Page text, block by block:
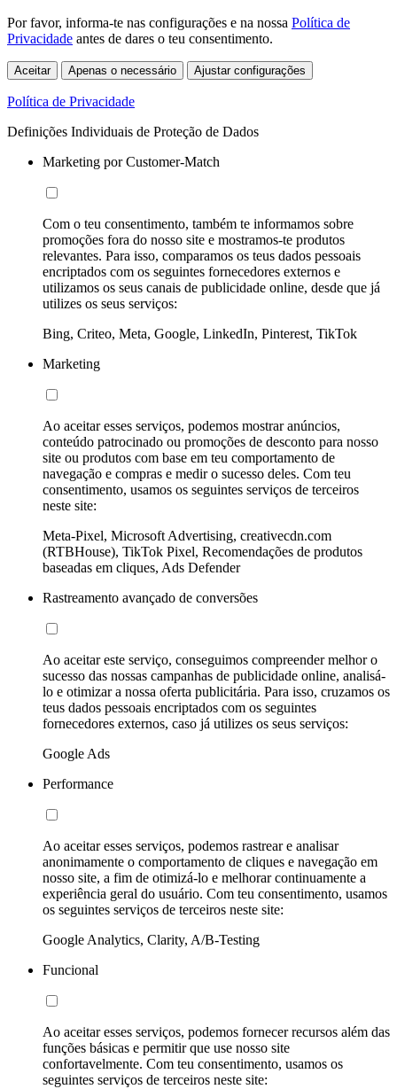
Por favor, informa-te nas configurações e na nossa Política de
Privacidade antes de dares o teu consentimento.
Aceitar Apenas o necessário Ajustar configurações
Política de Privacidade
Definições Individuais de Proteção de Dados
Marketing por Customer-Match
Com o teu consentimento, também te informamos sobre
promoções fora do nosso site e mostramos-te produtos
relevantes. Para isso, comparamos os teus dados pessoais
encriptados com os seguintes fornecedores externos e
utilizamos os seus canais de publicidade online, desde que já
utilizes os seus serviços:
Bing, Criteo, Meta, Google, LinkedIn, Pinterest, TikTok
Marketing
Ao aceitar esses serviços, podemos mostrar anúncios,
conteúdo patrocinado ou promoções de desconto para nosso
site ou produtos com base em teu comportamento de
navegação e compras e medir o sucesso deles. Com teu
consentimento, usamos os seguintes serviços de terceiros
neste site:
Meta-Pixel, Microsoft Advertising, creativecdn.com
(RTBHouse), TikTok Pixel, Recomendações de produtos
baseadas em cliques, Ads Defender
Rastreamento avançado de conversões
Ao aceitar este serviço, conseguimos compreender melhor o
sucesso das nossas campanhas de publicidade online, analisá-
lo e otimizar a nossa oferta publicitária. Para isso, cruzamos os
teus dados pessoais encriptados com os seguintes
fornecedores externos, caso já utilizes os seus serviços:
Google Ads
Performance
Ao aceitar esses serviços, podemos rastrear e analisar
anonimamente o comportamento de cliques e navegação em
nosso site, a fim de otimizá-lo e melhorar continuamente a
experiência geral do usuário. Com teu consentimento, usamos
os seguintes serviços de terceiros neste site:
Google Analytics, Clarity, A/B-Testing
Funcional
Ao aceitar esses serviços, podemos fornecer recursos além das
funções básicas e permitir que use nosso site
confortavelmente. Com teu consentimento, usamos os
seguintes serviços de terceiros neste site: